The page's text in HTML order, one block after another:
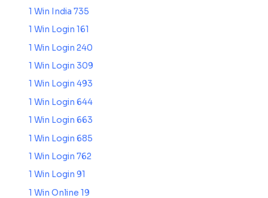
1 Win India 735
1 Win Login 161
1 Win Login 240
1 Win Login 309
1 Win Login 493
1 Win Login 644
1 Win Login 663
1 Win Login 685
1 Win Login 762
1 Win Login 91
1 Win Online 19